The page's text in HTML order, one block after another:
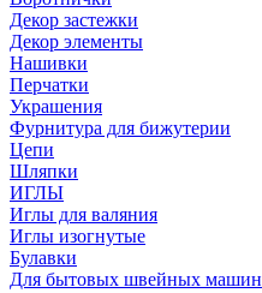
Декор застежки
Декор элементы
Нашивки
Перчатки
Украшения
Фурнитура для бижутерии
Цепи
Шляпки
ИГЛЫ
Иглы для валяния
Иглы изогнутые
Булавки
Для бытовых швейных машин